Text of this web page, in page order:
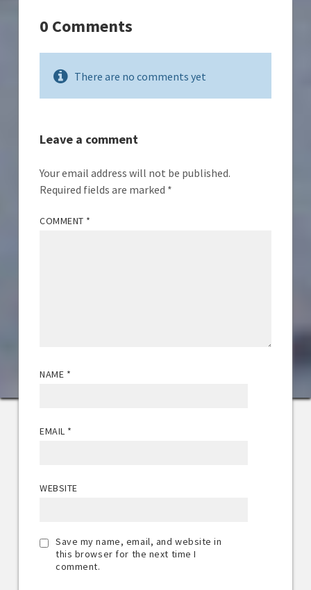
0 Comments
There are no comments yet
Leave a comment
Your email address will not be published.
Required fields are marked *
COMMENT *
NAME *
EMAIL *
WEBSITE
Save my name, email, and website in
this browser for the next time I
comment.